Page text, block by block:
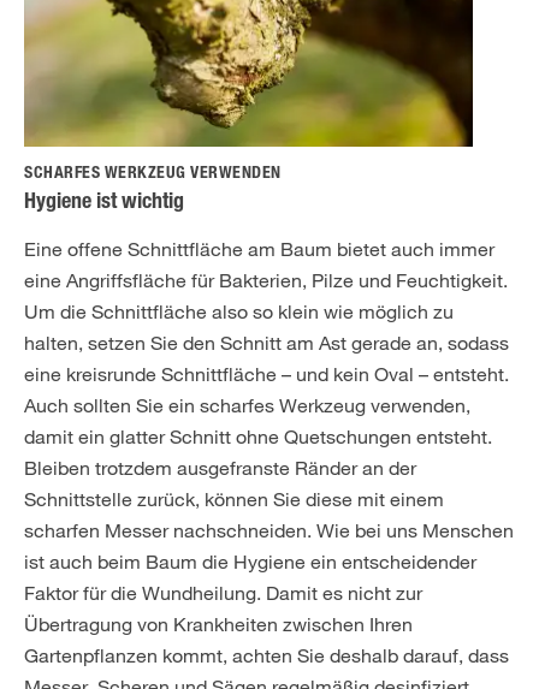
SCHARFES WERKZEUG VERWENDEN
Hygiene ist wichtig
Eine offene Schnittfläche am Baum bietet auch immer
eine Angriffsfläche für Bakterien, Pilze und Feuchtigkeit.
Um die Schnittfläche also so klein wie möglich zu
halten, setzen Sie den Schnitt am Ast gerade an, sodass
eine kreisrunde Schnittfläche – und kein Oval – entsteht.
Auch sollten Sie ein scharfes Werkzeug verwenden,
damit ein glatter Schnitt ohne Quetschungen entsteht.
Bleiben trotzdem ausgefranste Ränder an der
Schnittstelle zurück, können Sie diese mit einem
scharfen Messer nachschneiden. Wie bei uns Menschen
ist auch beim Baum die Hygiene ein entscheidender
Faktor für die Wundheilung. Damit es nicht zur
Übertragung von Krankheiten zwischen Ihren
Gartenpflanzen kommt, achten Sie deshalb darauf, dass